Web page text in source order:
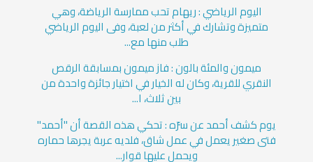
اليوم الرياضي : ريهام تحب ممارسة الرياضة، وهي
متميزة وتشارك في أكثر من لعبة، وفى اليوم الرياضي
طلب منها مع...
ميمون والمئة بالون : فاز ميمون بمسابقة الرقص
النقري للقرية، وكان له الخيار في اختيار جائزة واحدة من
بين ثلاث، ا...
يوم كشف أحمد عن سرّه : تحكي هذه القصة أن "أحمد"
فتى صغير يعمل في عمل شاق، فلديه عربة يجرها حماره
ويحمل عليها قوار...